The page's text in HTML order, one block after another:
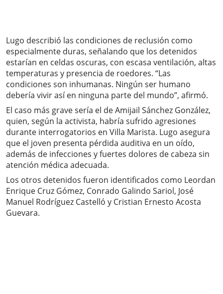
Lugo describió las condiciones de reclusión como
especialmente duras, señalando que los detenidos
estarían en celdas oscuras, con escasa ventilación, altas
temperaturas y presencia de roedores. “Las
condiciones son inhumanas. Ningún ser humano
debería vivir así en ninguna parte del mundo”, afirmó.
El caso más grave sería el de Amijail Sánchez González,
quien, según la activista, habría sufrido agresiones
durante interrogatorios en Villa Marista. Lugo asegura
que el joven presenta pérdida auditiva en un oído,
además de infecciones y fuertes dolores de cabeza sin
atención médica adecuada.
Los otros detenidos fueron identificados como Leordan
Enrique Cruz Gómez, Conrado Galindo Sariol, José
Manuel Rodríguez Castelló y Cristian Ernesto Acosta
Guevara.